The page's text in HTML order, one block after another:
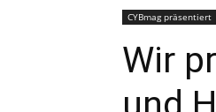
CYBmag präsentiert
Wir